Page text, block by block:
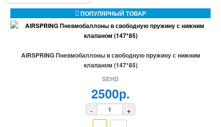
ПОПУЛЯРНЫЙ ТОВАР
AIRSPRING Пневмобаллоны в свободную пружину с нижним
клапаном (147*85)
SEHD
2500р.
- +